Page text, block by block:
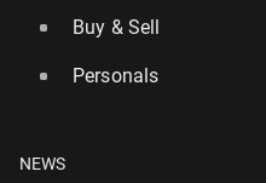
Buy & Sell
Personals
NEWS